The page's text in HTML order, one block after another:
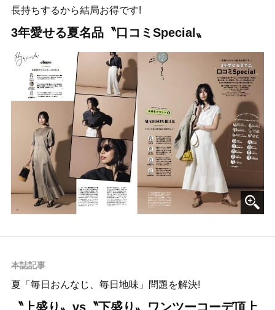
長持ちするから結局お得です!
3年愛せる夏名品〝口コミSpecial〟
本誌記事
夏「毎日おんなじ、毎日地味」問題を解決!
〝上盛り〟vs〝下盛り〟ワンツーコーデ頂上